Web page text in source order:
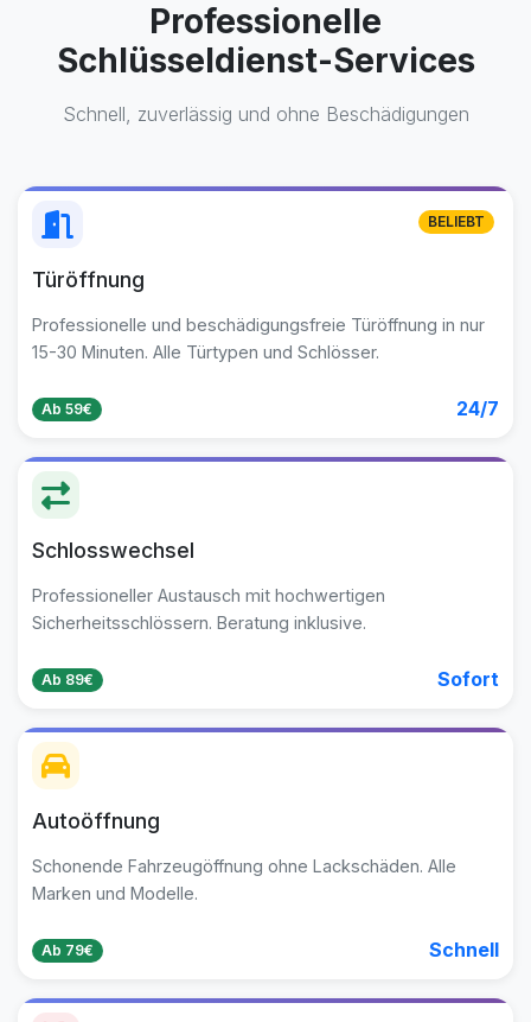
Professionelle
Schlüsseldienst-Services
Schnell, zuverlässig und ohne Beschädigungen
Türöffnung
Professionelle und beschädigungsfreie Türöffnung in nur
15-30 Minuten. Alle Türtypen und Schlösser.
Ab 59€ 24/7
BELIEBT
Schlosswechsel
Professioneller Austausch mit hochwertigen
Sicherheitsschlössern. Beratung inklusive.
Ab 89€ Sofort
Autoöffnung
Schonende Fahrzeugöffnung ohne Lackschäden. Alle
Marken und Modelle.
Ab 79€ Schnell